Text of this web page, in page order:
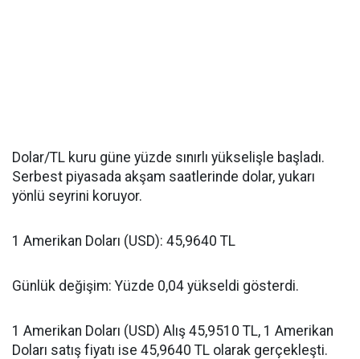
Dolar/TL kuru güne yüzde sınırlı yükselişle başladı.
Serbest piyasada akşam saatlerinde dolar, yukarı
yönlü seyrini koruyor.
1 Amerikan Doları (USD): 45,9640 TL
Günlük değişim: Yüzde 0,04 yükseldi gösterdi.
1 Amerikan Doları (USD) Alış 45,9510 TL, 1 Amerikan
Doları satış fiyatı ise 45,9640 TL olarak gerçekleşti.